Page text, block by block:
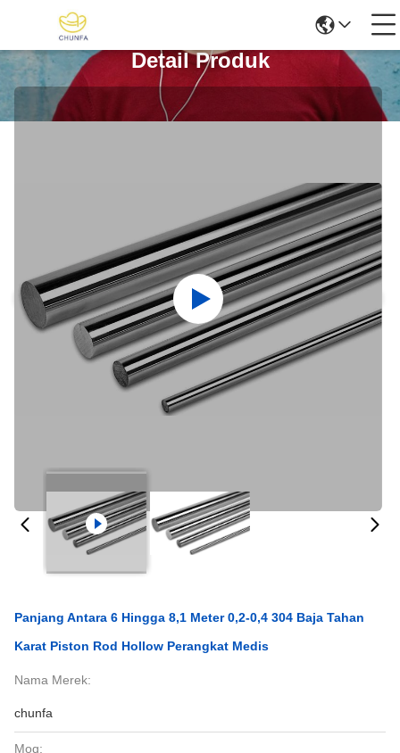
Detail Produk
Panjang Antara 6 Hingga 8,1 Meter 0,2-0,4 304 Baja Tahan
Karat Piston Rod Hollow Perangkat Medis
Nama Merek:
chunfa
Moq: